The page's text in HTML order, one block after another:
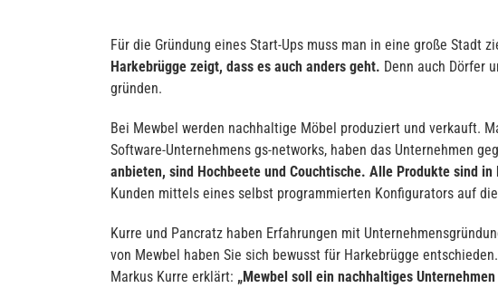
Für die Gründung eines Start-Ups muss man in eine große Stadt
Harkebrügge zeigt, dass es auch anders geht. Denn auch Dörfer
gründen.
Bei Mewbel werden nachhaltige Möbel produziert und verkauft.
Software-Unternehmens gs-networks, haben das Unternehmen
anbieten, sind Hochbeete und Couchtische. Alle Produkte sind
Kunden mittels eines selbst programmierten Konfigurators auf
Kurre und Pancratz haben Erfahrungen mit
von Mewbel haben Sie sich bewusst für Harkebrügge
Markus Kurre erklärt: „Mewbel soll ein nachhaltiges